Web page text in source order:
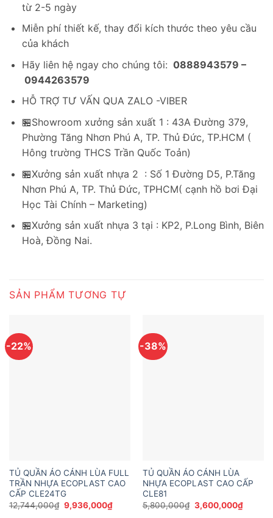
từ 2-5 ngày
Miễn phí thiết kế, thay đổi kích thước theo yêu cầu
của khách
Hãy liên hệ ngay cho chúng tôi: 0888943579 –
0944263579
HỖ TRỢ TƯ VẤN QUA ZALO -VIBER
🏪Showroom xưởng sản xuất 1 : 43A Đường 379,
Phường Tăng Nhơn Phú A, TP. Thủ Đức, TP.HCM (
Hông trường THCS Trần Quốc Toản)
🏪Xưởng sản xuất nhựa 2 : Số 1 Đường D5, P.Tăng
Nhơn Phú A, TP. Thủ Đức, TPHCM( cạnh hồ bơi Đại
Học Tài Chính – Marketing)
🏪Xưởng sản xuất nhựa 3 tại : KP2, P.Long Bình, Biên
Hoà, Đồng Nai.
SẢN PHẨM TƯƠNG TỰ
-22%
TỦ QUẦN ÁO CÁNH LÙA FULL
TRẦN NHỰA ECOPLAST CAO
CẤP CLE24TG
12,744,000₫ Giá
gốc
9,936,000₫Giá
hiện
-38%
TỦ QUẦN ÁO CÁNH LÙA
NHỰA ECOPLAST CAO CẤP
CLE81
5,800,000₫ Giá
gốc
3,600,000₫Giá
hiện